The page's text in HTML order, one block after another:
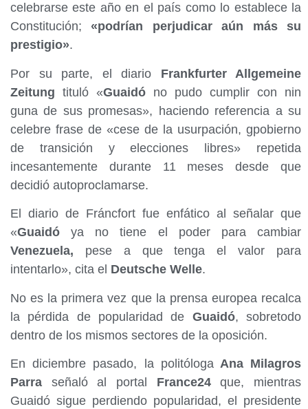
celebrarse este año en el país como lo establece la
Constitución; «podrían perjudicar aún más su
prestigio».
Por su parte, el diario Frankfurter Allgemeine
Zeitung tituló «Guaidó no pudo cumplir con nin
guna de sus promesas», haciendo referencia a su
celebre frase de «cese de la usurpación, gpobierno
de transición y elecciones libres» repetida
incesantemente durante 11 meses desde que
decidió autoproclamarse.
El diario de Fráncfort fue enfático al señalar que
«Guaidó ya no tiene el poder para cambiar
Venezuela, pese a que tenga el valor para
intentarlo», cita el Deutsche Welle.
No es la primera vez que la prensa europea recalca
la pérdida de popularidad de Guaidó, sobretodo
dentro de los mismos sectores de la oposición.
En diciembre pasado, la politólogaAna Milagros
Parra señaló al portal France24que, mientras
Guaidó sigue perdiendo popularidad, el presidente